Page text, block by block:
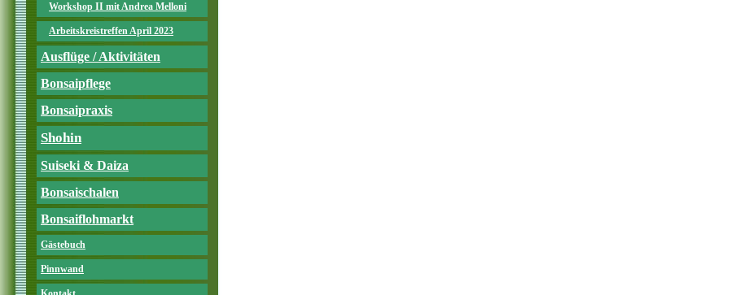
Workshop II mit Andrea Melloni
Arbeitskreistreffen April 2023
Ausflüge / Aktivitäten
Bonsaipflege
Bonsaipraxis
Shohin
Suiseki & Daiza
Bonsaischalen
Bonsaiflohmarkt
Gästebuch
Pinnwand